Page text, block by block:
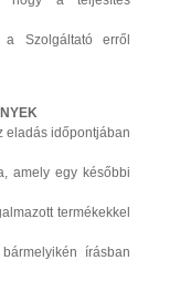
a Szolgáltató erről
eladás időpontjában
amely egy későbbi
termékekkel
írásban